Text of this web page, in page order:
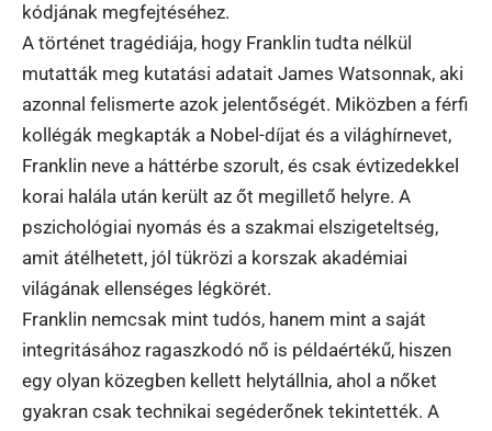
kódjának megfejtéséhez.
A történet tragédiája, hogy Franklin tudta nélkül
mutatták meg kutatási adatait James Watsonnak, aki
azonnal felismerte azok jelentőségét. Miközben a férfi
kollégák megkapták a Nobel-díjat és a világhírnevet,
Franklin neve a háttérbe szorult, és csak évtizedekkel
korai halála után került az őt megillető helyre. A
pszichológiai nyomás és a szakmai elszigeteltség,
amit átélhetett, jól tükrözi a korszak akadémiai
világának ellenséges légkörét.
Franklin nemcsak mint tudós, hanem mint a saját
integritásához ragaszkodó nő is példaértékű, hiszen
egy olyan közegben kellett helytállnia, ahol a nőket
gyakran csak technikai segéderőnek tekintették. A